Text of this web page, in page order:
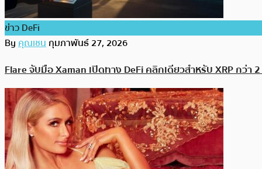
ข่าว DeFi
Byคุณเชนกุมภาพันธ์ 27, 2026
Flare จับมือ Xaman เปิดทาง DeFi คลิกเดียวสำหรับ XRP กว่า